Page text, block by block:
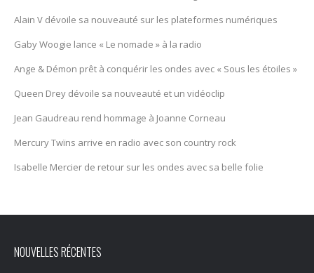
Alain V dévoile sa nouveauté sur les plateformes numériques
Gaby Woogie lance « Le nomade » à la radio
Ange & Démon prêt à conquérir les ondes avec « Sous les étoiles »
Queen Drey dévoile sa nouveauté et un vidéoclip
Jean Gaudreau rend hommage à Joanne Corneau
Mercury Twïns arrive en radio avec son country rock
Isabelle Mercier de retour sur les ondes avec sa belle folie
NOUVELLES RÉCENTES